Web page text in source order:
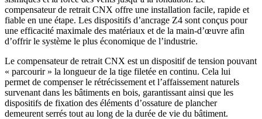
compensateur de retrait CNX offre une installation facile, rapide et
fiable en une étape. Les dispositifs d’ancrage Z4 sont conçus pour
une efficacité maximale des matériaux et de la main-d’œuvre afin
d’offrir le système le plus économique de l’industrie.
Le compensateur de retrait CNX est un dispositif de tension pouvant
« parcourir » la longueur de la tige filetée en continu. Cela lui
permet de compenser le rétrécissement et l’affaissement naturels
survenant dans les bâtiments en bois, garantissant ainsi que les
dispositifs de fixation des éléments d’ossature de plancher
demeurent serrés tout au long de la durée de vie du bâtiment.